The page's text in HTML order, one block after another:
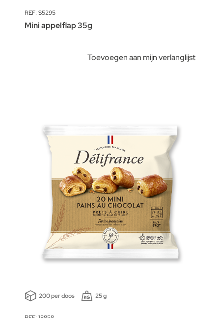
REF: S5295
Mini appelflap 35g
Toevoegen aan mijn verlanglijst
200 per doos 25 g